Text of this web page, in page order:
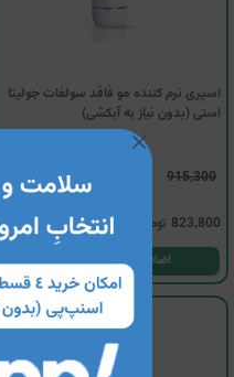
اسپری نرم کننده مو فاقد سولفات جولیتا
استی (بدون نیاز به آبکشی)
915,300
3.63
823,800 تومان
اضافه کردن به سبد خرید
10%تخفیف